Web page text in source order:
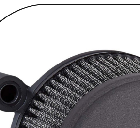
ROUES & ACCESSOIRES
GUIDONS ET COMMANDES
SELLES & SISSYBARS
REPOSE PIEDS & COMMANDES AUX
CHAMBRES À AIR & ACCESSOIRES
MATERIEL DE